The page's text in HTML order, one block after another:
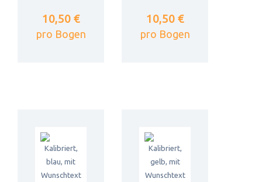
10,50 €
pro Bogen
10,50 €
pro Bogen